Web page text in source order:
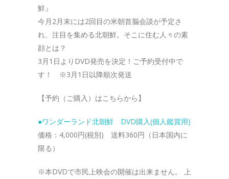
鮮』
今月2月末には2回目の米朝首脳会談が予定さ
れ、注目を集める北朝鮮。そこに住む人々の素
顔とは？
3月1日よりDVD発売を決定！ご予約受付中で
す！ ※3月1日以降順次発送
【予約（ご購入）はこちらから】
●ワンダーランド北朝鮮 DVD購入(個人鑑賞用)
価格：4,000円(税別) 送料360円（日本国内に
限る）
※本DVDで市民上映会の開催は出来ません。 上